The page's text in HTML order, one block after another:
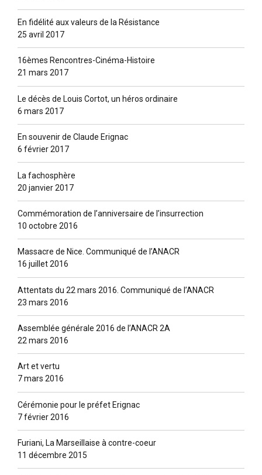
En fidélité aux valeurs de la Résistance
25 avril 2017
16èmes Rencontres-Cinéma-Histoire
21 mars 2017
Le décès de Louis Cortot, un héros ordinaire
6 mars 2017
En souvenir de Claude Erignac
6 février 2017
La fachosphère
20 janvier 2017
Commémoration de l’anniversaire de l’insurrection
10 octobre 2016
Massacre de Nice. Communiqué de l’ANACR
16 juillet 2016
Attentats du 22 mars 2016. Communiqué de l’ANACR
23 mars 2016
Assemblée générale 2016 de l’ANACR 2A
22 mars 2016
Art et vertu
7 mars 2016
Cérémonie pour le préfet Erignac
7 février 2016
Furiani, La Marseillaise à contre-coeur
11 décembre 2015